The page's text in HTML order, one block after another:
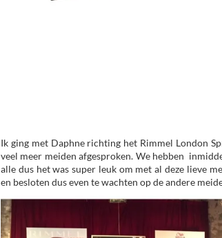
Ik ging met Daphne richting het Rimmel London
veel meer meiden afgesproken. We hebben
alle dus het was super leuk om met al deze lieve
en besloten dus even te wachten op de andere